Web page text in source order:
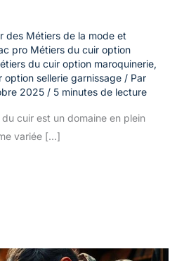
des Métiers de la mode et
pro Métiers du cuir option
du cuir option maroquinerie,
sellerie garnissage/ Par
2025 / 5 minutes de lecture
cuir est un domaine en plein
variée […]